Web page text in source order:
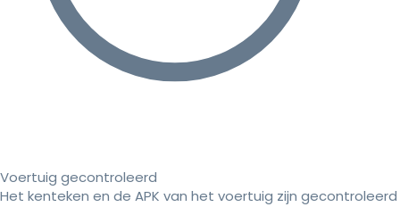
Voertuig gecontroleerd
Het kenteken en de APK van het voertuig zijn gecontroleerd